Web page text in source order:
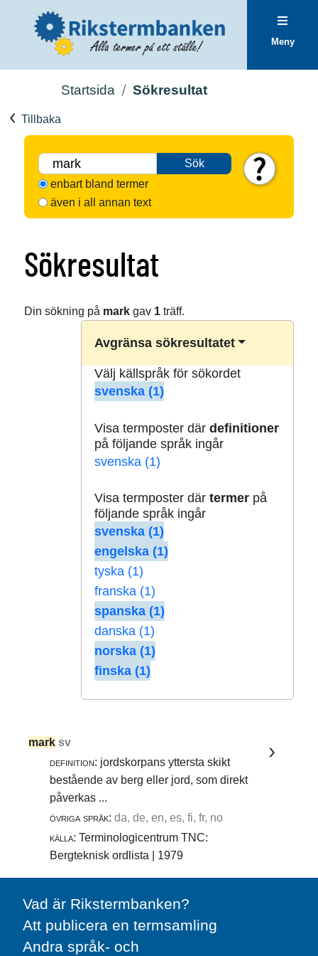
Meny
Startsida Sökresultat
Tillbaka
Sök
enbart bland termer
även i all annan text
Sökresultat
Din sökning på markgav 1träff.
Avgränsa sökresultatet
Välj källspråk för sökordet
svenska (1)
Visa termposter där definitioner
på följande språk ingår
svenska (1)
Visa termposter där termerpå
följande språk ingår
svenska (1)
engelska (1)
tyska (1)
franska (1)
spanska (1)
danska (1)
norska (1)
finska (1)
mark sv
definition: jordskorpans yttersta skikt
bestående av berg eller jord, som direkt
påverkas ...
övriga språk: da, de, en, es, fi, fr, no
källa: Terminologicentrum TNC:
Bergteknisk ordlista | 1979
Vad är Rikstermbanken?
Att publicera en termsamling
Andra språk- och